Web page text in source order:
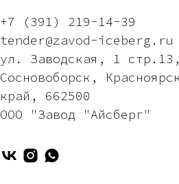
+7 (391) 219-14-39
tender@zavod-iceberg.ru
ул. Заводская, 1 стр.13,
Сосновоборск,
край, 662500
ООО "Завод "Айсберг"